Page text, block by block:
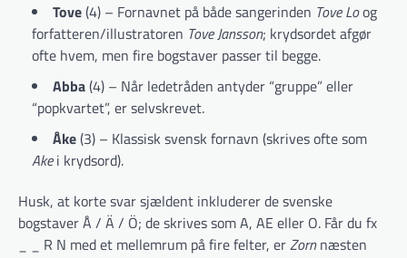
Tove(4) – Fornavnet på både sangerinden Tove Loog
forfatteren/illustratoren Tove Jansson; krydsordet afgør
ofte hvem, men fire bogstaver passer til begge.
Abba(4) – Når ledetråden antyder “gruppe” eller
“pop­kvartet”, er selv­skrevet.
Åke(3) – Klassisk svensk fornavn (skrives ofte som
Akei krydsord).
Husk, at korte svar sjældent inkluderer de svenske
bogstaver Å / Ä / Ö; de skrives som A, AE eller O. Får du fx
_ _ R N med et mellemrum på fire felter, erZornnæsten